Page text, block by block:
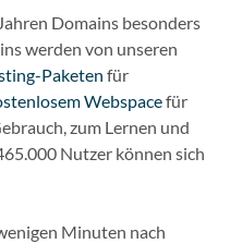
Domains besonders
werden von unseren
Paketen für
Webspacefür
zum Lernen und
Nutzer können sich
Minuten nach